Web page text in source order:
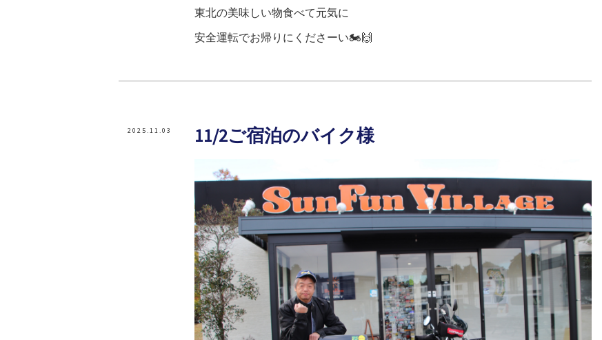
東北の美味しい物食べて元気に
安全運転でお帰りにくださーい🏍🙌
2025.11.03 11/2ご宿泊のバイク様